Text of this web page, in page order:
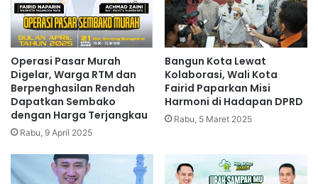
Operasi Pasar Murah
Digelar, Warga RTM dan
Berpenghasilan Rendah
Dapatkan Sembako
dengan Harga Terjangkau
Rabu, 9 April 2025
Bangun Kota Lewat
Kolaborasi, Wali Kota
Fairid Paparkan Misi
Harmoni di Hadapan DPRD
Rabu, 5 Maret 2025